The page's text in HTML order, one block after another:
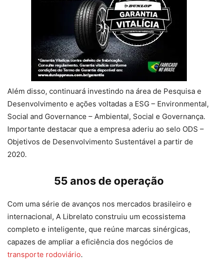
Além disso, continuará investindo na área de Pesquisa e
Desenvolvimento e ações voltadas a ESG – Environmental,
Social and Governance – Ambiental, Social e Governança.
Importante destacar que a empresa aderiu ao selo ODS –
Objetivos de Desenvolvimento Sustentável a partir de
2020.
55 anos de operação
Com uma série de avanços nos mercados brasileiro e
internacional, A Librelato construiu um ecossistema
completo e inteligente, que reúne marcas sinérgicas,
capazes de ampliar a eficiência dos negócios de
transporte rodoviário.